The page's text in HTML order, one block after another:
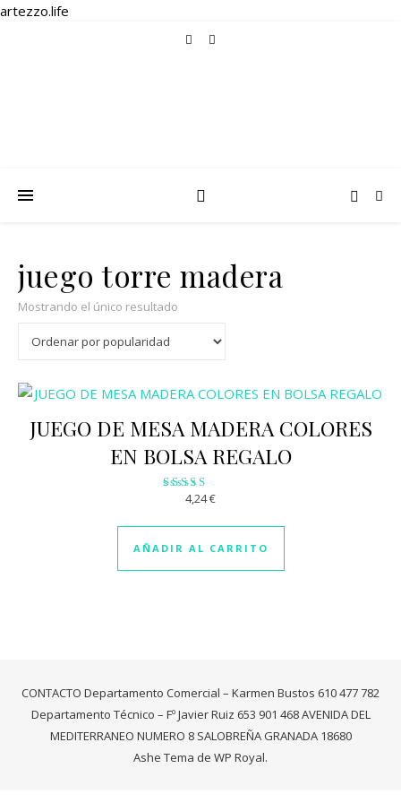
artezzo.life
juego torre madera
Mostrando el único resultado
JUEGO DE MESA MADERA COLORES
EN BOLSA REGALO
Valorado
3.10
de 5
4,24€
AÑADIR AL CARRITO
CONTACTO Departamento Comercial – Karmen Bustos 610 477 782
Departamento Técnico – Fº Javier Ruiz 653 901 468 AVENIDA DEL
MEDITERRANEO NUMERO 8 SALOBREÑA GRANADA 18680
Ashe Tema de WP Royal.